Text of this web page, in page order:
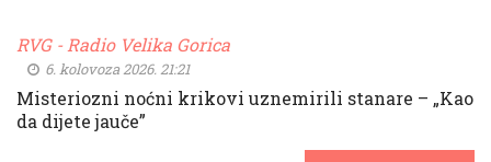
RVG - Radio Velika Gorica
6. kolovoza 2026. 21:21
Misteriozni noćni krikovi uznemirili stanare – „Kao
da dijete jauče”